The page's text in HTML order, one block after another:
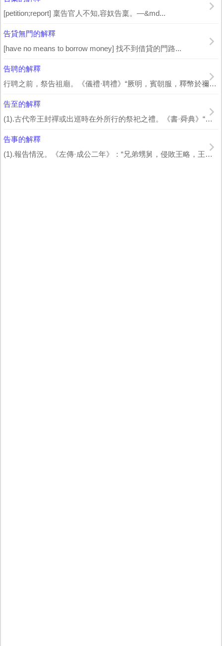
[petition;report] 稟告官人不知,容奴告稟。—&md...
告貸無門的解釋
[have no means to borrow money] 找不到借貸的門路...
告聘的解釋
行聘之前，祭告祖廟。《儀禮·聘禮》“厥明，賓朝服，釋幣於禰” 唐 賈公彥 疏...
告至的解釋
(1).古代帝王封禪或出巡時在外所行的祭祀之禮。《書·舜典》“歳二月，東巡守，...
告事的解釋
(1).報告情況。《左傳·成公二年》：“兄弟甥舅，侵敗王略，王命伐之，告事而已...